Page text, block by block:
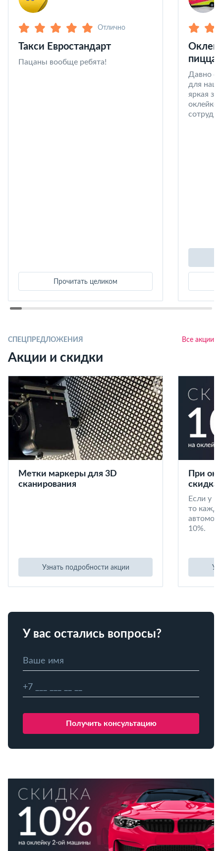
Отлично
Такси Евростандарт
Пацаны вообще ребята!
Прочитать целиком
пицца
Давно
для
яркая
оклейке
СПЕЦПРЕДЛОЖЕНИЯ Все акции
Акции и скидки
Метки маркеры для 3D
сканирования
Узнать подробности акции
При
скидка
Если у
то
10%.
У вас остались вопросы?